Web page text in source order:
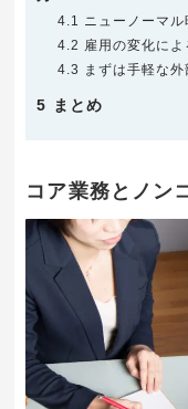
4.1 ニューノーマ
4.2 雇用の変化に
4.3 まずは手軽な
5 まとめ
コア業務とノン